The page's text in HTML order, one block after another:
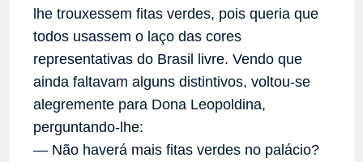
lhe trouxessem fitas verdes, pois queria que
todos usassem o laço das cores
representativas do Brasil livre. Vendo que
ainda faltavam alguns distintivos, voltou-se
alegremente para Dona Leopoldina,
perguntando-lhe:
— Não haverá mais fitas verdes no palácio?